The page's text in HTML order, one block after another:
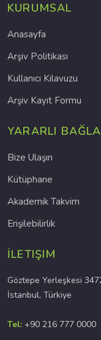
KURUMSAL
Anasayfa
Arşiv Politikası
Kullanıcı Kılavuzu
Arşiv Kayıt Formu
YARARLI
Bize Ulaşın
Kütüphane
Akademik Takvim
Erişilebilirlik
İLETIŞIM
Göztepe Yerleşkesi
İstanbul, Türkiye
Tel: +90 216 777 0000